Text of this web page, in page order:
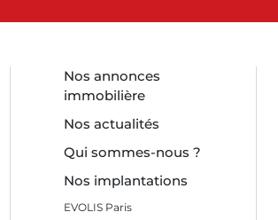
Nos annonces
immobilière
Nos actualités
Qui sommes-nous ?
Nos implantations
EVOLIS Paris